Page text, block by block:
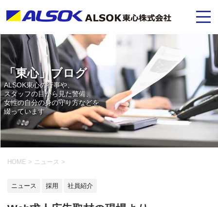
「東心」ブログ
ALSOK東心の行事や、
スタッフの目から見た警備、
女性の自分の身の守り方などを
綴っています
HOME > ニュース >
ニュース 採用 社員紹介